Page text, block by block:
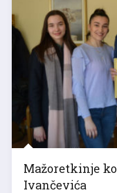
Mažoretkinje
Ivančevića